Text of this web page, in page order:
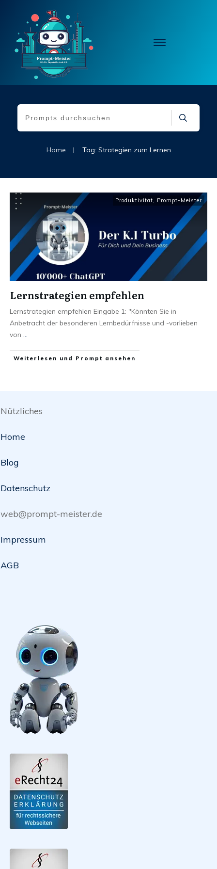
Home | Tag: Strategien zum Lernen
Produktivität, Prompt-Meister
Lernstrategien empfehlen
Lernstrategien empfehlen Eingabe 1: "Könnten Sie in
Anbetracht der besonderen Lernbedürfnisse und -vorlieben
von ...
Weiterlesen und Prompt ansehen
Nützliches
Home
Blog
Datenschutz
web@prompt-meister.de
Impressum
AGB